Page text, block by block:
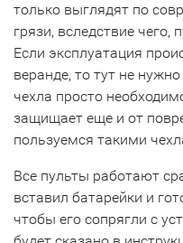
только выглядят по
грязи, вследствие чего,
Если эксплуатация
веранде, то тут не
чехла просто
защищает еще и от
пользуемся такими
Все пульты работают
вставил батарейки и
чтобы его сопрягли с